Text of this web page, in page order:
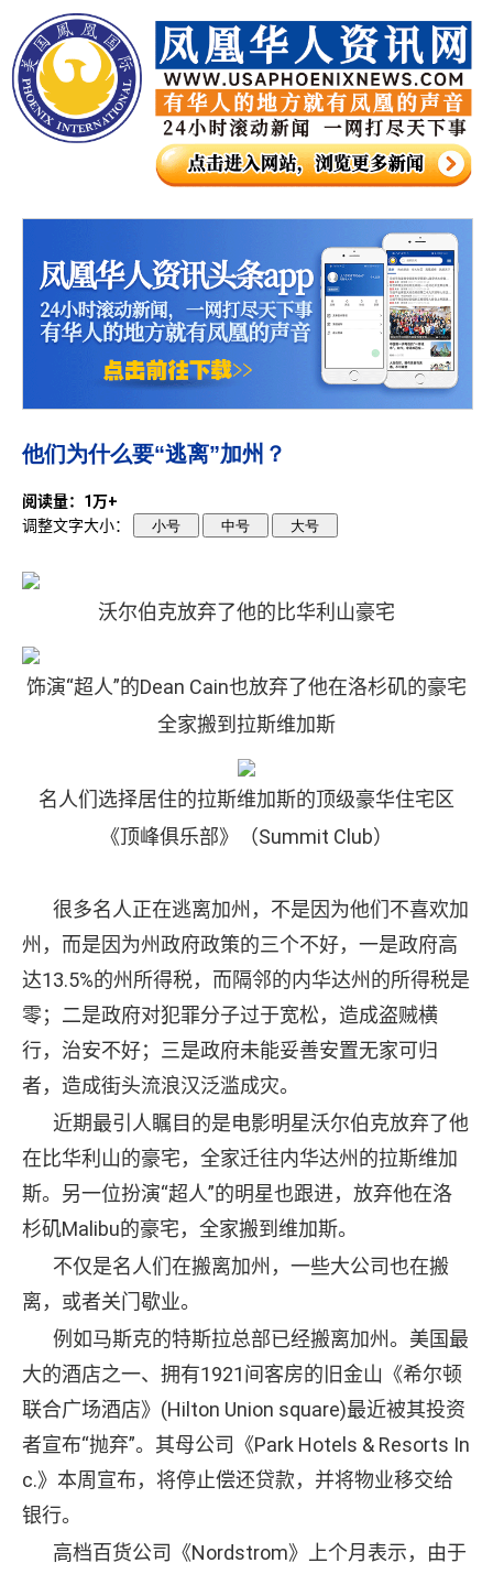
他们为什么要“逃离”加州？
阅读量：1万+
调整文字大小：
小号 中号 大号
沃尔伯克放弃了他的比华利山豪宅
饰演“超人”的Dean Cain也放弃了他在洛杉矶的豪宅
全家搬到拉斯维加斯
名人们选择居住的拉斯维加斯的顶级豪华住宅区
《顶峰俱乐部》（Summit Club）
很多名人正在逃离加州，不是因为他们不喜欢加
州，而是因为州政府政策的三个不好，一是政府高
达13.5%的州所得税，而隔邻的内华达州的所得税是
零；二是政府对犯罪分子过于宽松，造成盗贼横
行，治安不好；三是政府未能妥善安置无家可归
者，造成街头流浪汉泛滥成灾。
近期最引人瞩目的是电影明星沃尔伯克放弃了他
在比华利山的豪宅，全家迁往内华达州的拉斯维加
斯。另一位扮演“超人”的明星也跟进，放弃他在洛
杉矶Malibu的豪宅，全家搬到维加斯。
不仅是名人们在搬离加州，一些大公司也在搬
离，或者关门歇业。
例如马斯克的特斯拉总部已经搬离加州。美国最
大的酒店之一、拥有1921间客房的旧金山《希尔顿
联合广场酒店》(Hilton Union square)最近被其投资
者宣布“抛弃”。其母公司《Park Hotels & Resorts In
c.》本周宣布，将停止偿还贷款，并将物业移交给
银行。
高档百货公司《Nordstrom》上个月表示，由于